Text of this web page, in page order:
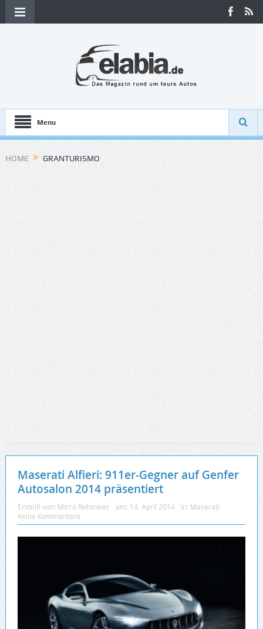
Menu
HOME GRANTURISMO
Maserati Alfieri: 911er-Gegner auf Genfer
Autosalon 2014 präsentiert
Erstellt von: Mirco Rehmeier am: 14. April 2014 In: Maserati
Keine Kommentare